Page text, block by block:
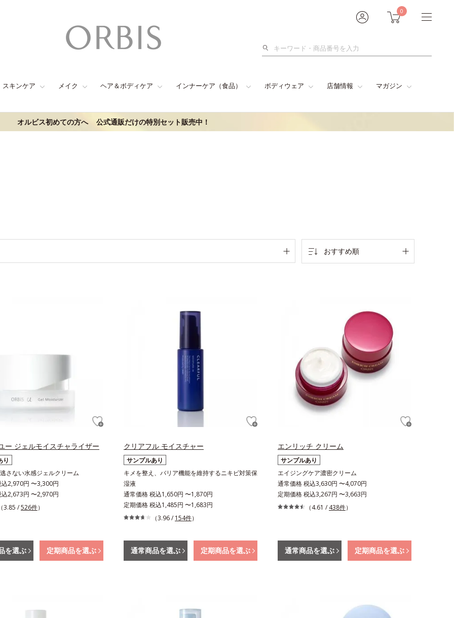
0
検
スキンケア メイク ヘア＆ボディケア インナーケア（食品） ボディウェア 店舗情報 マガジン
オルビス初めての方へ 公式通販だけの特別セット販売中！
おすすめ順
ー ジェルモイスチャライザー
り
さない水感ジェルクリーム
2,970円 〜3,300円
2,673円 〜2,970円
3.85 /526件）
を選ぶ 定期商品を選ぶ
クリアフル モイスチャー
サンプルあり
キメを整え、バリア機能を維持するニキビ対策保
湿液
通常価格 税込1,650円 〜1,870円
定期価格 税込1,485円 〜1,683円
（3.96 / 154件）
通常商品を選ぶ 定期商品を選ぶ
エンリッチ クリーム
サンプルあり
エイジングケア濃密クリーム
通常価格 税込3,630円 〜4,070円
定期価格 税込3,267円 〜3,663円
（4.61 / 438件）
通常商品を選ぶ 定期商品を選ぶ